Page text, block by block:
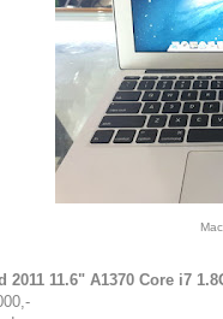
2011 11.6" A1370 Core i7